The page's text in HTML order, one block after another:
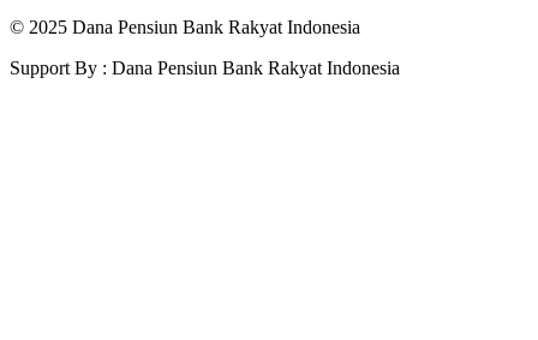
© 2025 Dana Pensiun Bank Rakyat Indonesia
Support By : Dana Pensiun Bank Rakyat Indonesia